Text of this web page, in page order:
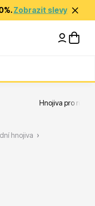
Zobrazit slevy
hnojiva
Hnojiva pro růže